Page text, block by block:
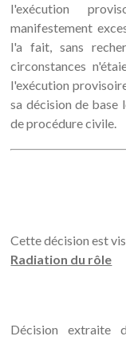
l'exécution
manifestement
l'a fait, sans
circonstances
l'exécution
sa décision de base
de procédure civile.
Cette décision est
Radiation du rôle
Décision extraite